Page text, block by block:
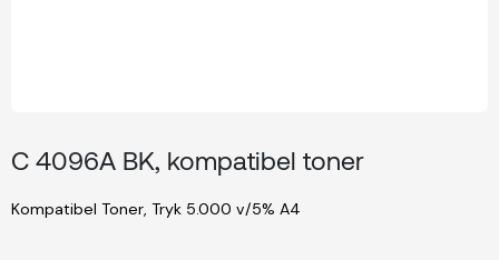
C 4096A BK, kompatibel toner
Kompatibel Toner, Tryk 5.000 v/5% A4